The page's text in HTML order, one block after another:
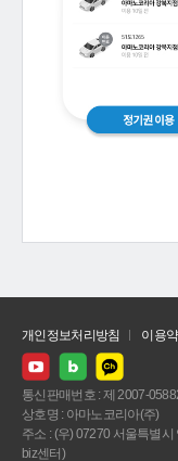
개인정보처리방침 이용
통신판매번호 : 제 2007-
상호명 : 아마노코리아(주)
주소 : (우) 07270 서울특별
biz센터)